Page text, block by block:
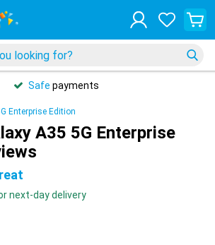
Safe payments
Enterprise Edition
A35 5G Enterprise
next-day delivery